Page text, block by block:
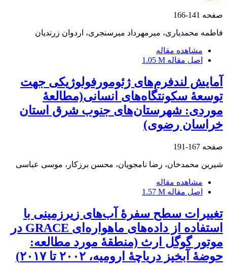
صفحه 141-166
فاطمه محمدیاری، میرمهرداد میرسنجری، اردوان زرندیان
مشاهده مقاله
اصل مقاله 1.05 M
آمایش لندفرم‌های ژئومورفولوژیکی جهت
توسعۀ سکونتگاه‌های انسانی(مطالعۀ
موردی: شهرستان‌های جنوب شرق استان
خراسان رضوی)
صفحه 167-191
شیرین محمدخان، رضا نامجویان، محسن برزکار، موسی عباسی
مشاهده مقاله
اصل مقاله 1.57 M
تغییرات سطح سفرۀ آب‌های زیرزمینی با
استفاده از داده‌های ماهواره‌ای GRACE در
موتور گوگل ارث (منطقۀ مورد مطالعه:
حوضۀ آبخیز دریاچۀ ارومیه، ۲۰۰۲ تا ۲۰۱۷)